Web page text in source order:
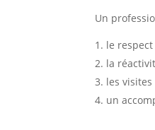
Un
le
la
les
un